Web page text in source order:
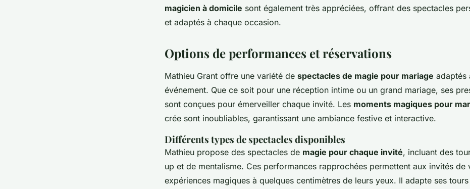
magicien à domicile sont également très appréciées, offrant des spectacles
et adaptés à chaque occasion.
Options de performances et réservations
Mathieu Grant offre une variété de spectacles de magie pour mariage adaptés
événement. Que ce soit pour une réception intime ou un grand mariage, ses
sont conçues pour émerveiller chaque invité. Les moments magiques pour
crée sont inoubliables, garantissant une ambiance festive et interactive.
Différents types de spectacles disponibles
Mathieu propose des spectacles de magie pour chaque invité, incluant des
up et de mentalisme. Ces performances rapprochées permettent aux invités de
expériences magiques à quelques centimètres de leurs yeux. Il adapte ses